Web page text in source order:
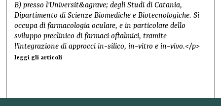
B) presso l'Universit&agrave; degli Studi di Catania,
Dipartimento di Scienze Biomediche e Biotecnologiche. Si
occupa di farmacologia oculare, e in particolare dello
sviluppo preclinico di farmaci oftalmici, tramite
l'integrazione di approcci in-silico, in-vitro e in-vivo.</p>
leggi gli articoli